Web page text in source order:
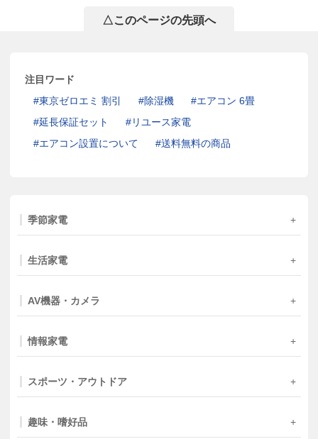
△このページの先頭へ
注目ワード
東京ゼロエミ 割引
除湿機
エアコン 6畳
延長保証セット
リユース家電
エアコン設置について
送料無料の商品
季節家電
生活家電
AV機器・カメラ
情報家電
スポーツ・アウトドア
趣味・嗜好品